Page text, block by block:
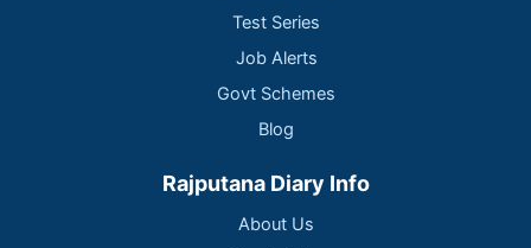
Test Series
Job Alerts
Govt Schemes
Blog
Rajputana Diary Info
About Us